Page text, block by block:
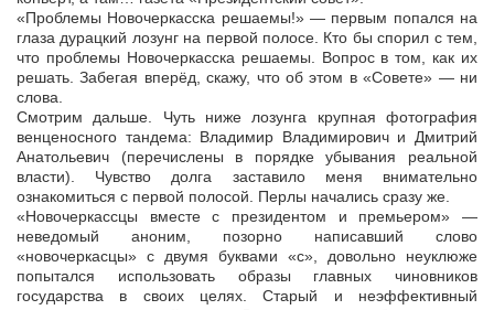
«Проблемы Новочеркасска решаемы!» — первым попался на
глаза дурацкий лозунг на первой полосе. Кто бы спорил с тем,
что проблемы Новочеркасска решаемы. Вопрос в том, как их
решать. Забегая вперёд, скажу, что об этом в «Совете» — ни
слова.
Смотрим дальше. Чуть ниже лозунга крупная фотография
венценосного тандема: Владимир Владимирович и Дмитрий
Анатольевич (перечислены в порядке убывания реальной
власти). Чувство долга заставило меня внимательно
ознакомиться с первой полосой. Перлы начались сразу же.
«Новочеркассцы вместе с президентом и премьером» —
неведомый аноним, позорно написавший слово
«новочеркасцы» с двумя буквами «с», довольно неуклюже
попытался использовать образы главных чиновников
государства в своих целях. Старый и неэффективный